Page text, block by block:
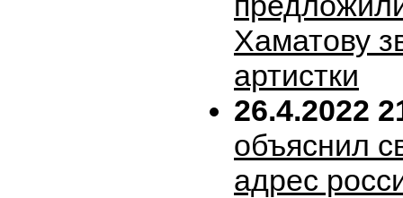
Хаматову
артистки
26.4.2022
объяснил
адрес